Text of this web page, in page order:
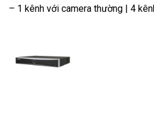
– 1 kênh với camera thường | 4